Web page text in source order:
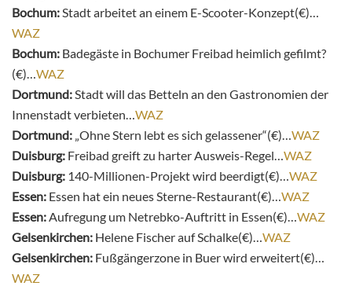
Bochum: Stadt arbeitet an einem E-Scooter-Konzept(€)…
WAZ
Bochum: Badegäste in Bochumer Freibad heimlich gefilmt?
(€)… WAZ
Dortmund: Stadt will das Betteln an den Gastronomien der
Innenstadt verbieten… WAZ
Dortmund: „Ohne Stern lebt es sich gelassener“(€)… WAZ
Duisburg: Freibad greift zu harter Ausweis-Regel… WAZ
Duisburg: 140-Millionen-Projekt wird beerdigt(€)… WAZ
Essen: Essen hat ein neues Sterne-Restaurant(€)… WAZ
Essen: Aufregung um Netrebko-Auftritt in Essen(€)… WAZ
Gelsenkirchen: Helene Fischer auf Schalke(€)… WAZ
Gelsenkirchen: Fußgängerzone in Buer wird erweitert(€)…
WAZ